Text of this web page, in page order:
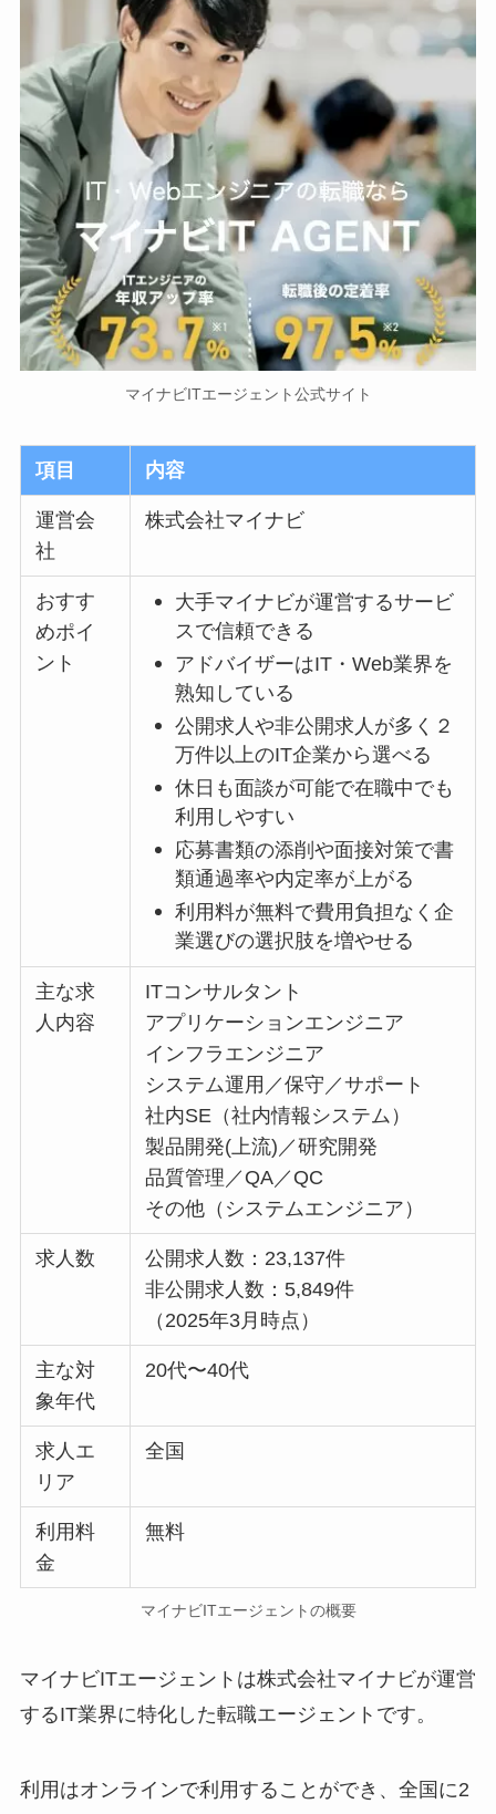
マイナビITエージェント公式サイト
項目 内容
運営会
社
株式会社マイナビ
おすす
めポイ
ント
大手マイナビが運営するサービ
スで信頼できる
アドバイザーはIT・Web業界を
熟知している
公開求人や非公開求人が多く２
万件以上のIT企業から選べる
休日も面談が可能で在職中でも
利用しやすい
応募書類の添削や面接対策で書
類通過率や内定率が上がる
利用料が無料で費用負担なく企
業選びの選択肢を増やせる
主な求
人内容
ITコンサルタント
アプリケーションエンジニア
インフラエンジニア
システム運用／保守／サポート
社内SE（社内情報システム）
製品開発(上流)／研究開発
品質管理／QA／QC
その他（システムエンジニア）
求人数
公開求人数：23,137件
非公開求人数：5,849件
（2025年3月時点）
主な対
象年代
20代〜40代
求人エ
リア
全国
利用料
金
無料
マイナビITエージェントの概要
マイナビITエージェントは株式会社マイナビが運営
するIT業界に特化した転職エージェントです。
利用はオンラインで利用することができ、全国に2